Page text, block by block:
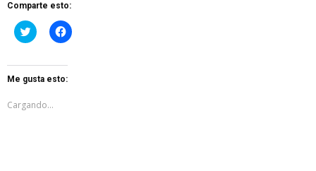
Comparte esto:
Haz
clic
en
Twitter
(Se
en
una
Haz
clic
en
Facebook
(Se
Me gusta esto:
Cargando...